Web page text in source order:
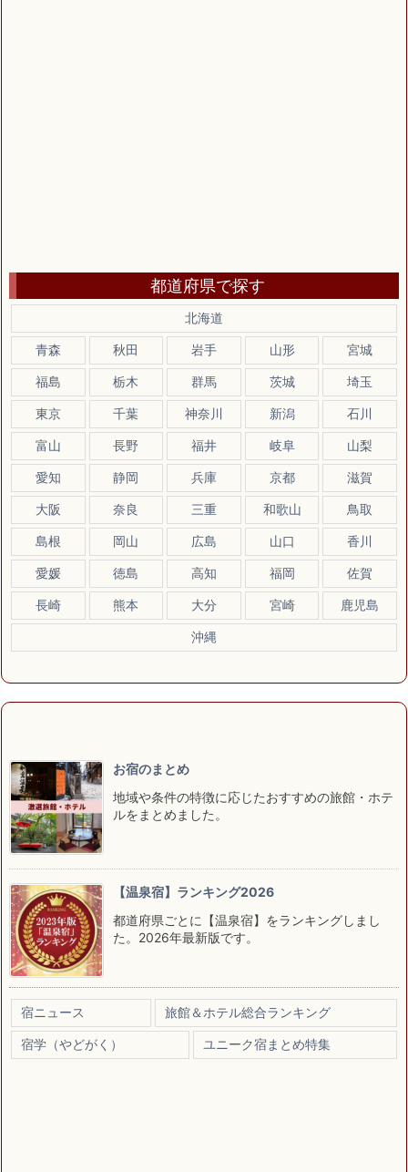
都道府県で探す
北海道
青森 秋田 岩手 山形 宮城
福島 栃木 群馬 茨城 埼玉
東京 千葉 神奈川 新潟 石川
富山 長野 福井 岐阜 山梨
愛知 静岡 兵庫 京都 滋賀
大阪 奈良 三重 和歌山 鳥取
島根 岡山 広島 山口 香川
愛媛 徳島 高知 福岡 佐賀
長崎 熊本 大分 宮崎 鹿児島
沖縄
お宿のまとめ
地域や条件の特徴に応じたおすすめの旅館・ホテ
ルをまとめました。
【温泉宿】ランキング2026
都道府県ごとに【温泉宿】をランキングしまし
た。2026年最新版です。
宿ニュース 旅館＆ホテル総合ランキング
宿学（やどがく） ユニーク宿まとめ特集